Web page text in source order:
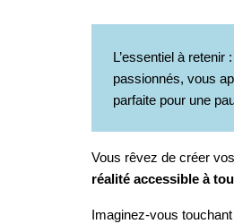
L’essentiel à
passionnés, vous
parfaite pour une
Vous rêvez de créer
réalité accessible à
Imaginez-vous